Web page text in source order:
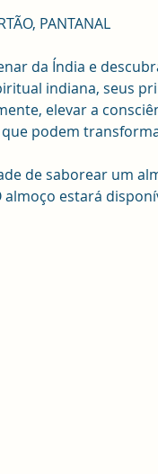
PANTANAL
da Índia e
indiana, seus
elevar a
podem
de saborear um
estará